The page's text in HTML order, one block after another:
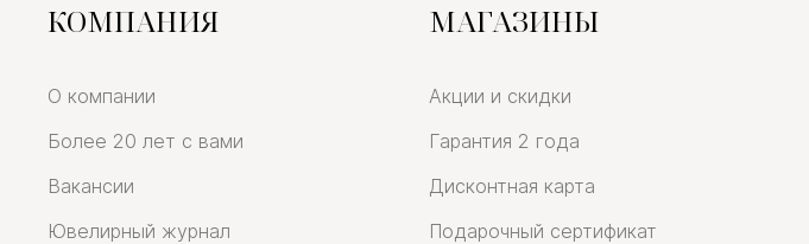
КОМПАНИЯ
О компании
Более 20 лет с вами
Вакансии
Ювелирный журнал
МАГАЗИНЫ
Акции и скидки
Гарантия 2 года
Дисконтная карта
Подарочный сертификат